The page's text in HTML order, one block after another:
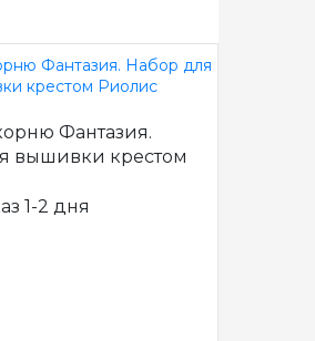
Фантазия.
вышивки крестом
1-2 дня